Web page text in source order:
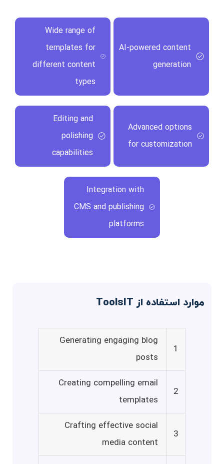
AI-powered content
generation
Wide range of
templates for
different content
types
Advanced options
for customization
Editing and
polishing
capabilities
Integration with
CMS and publishing
platforms
موارد استفاده از ToolsIT
1
Generating engaging blog
posts
2
Creating compelling email
templates
3
Crafting effective social
media content